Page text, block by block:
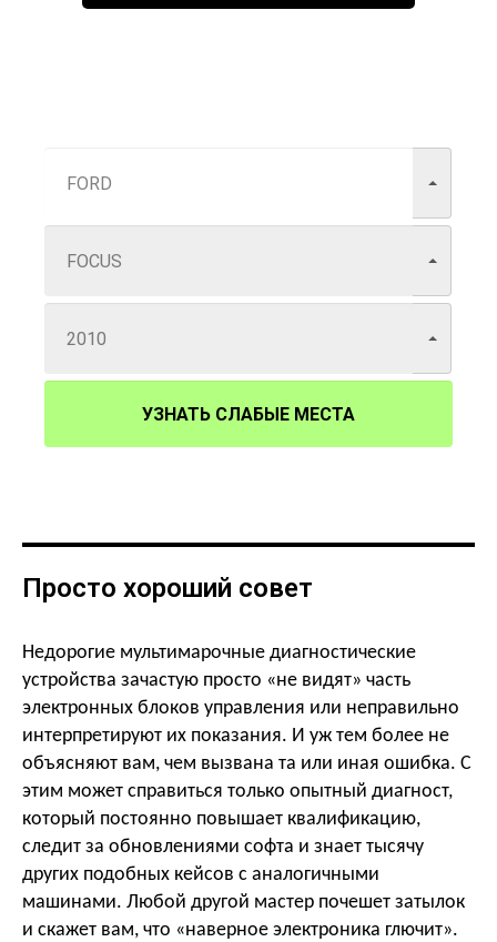
УЗНАТЬ СЛАБЫЕ МЕСТА
Просто хороший совет
Недорогие мультимарочные диагностические
устройства зачастую просто «не видят» часть
электронных блоков управления или неправильно
интерпретируют их показания. И уж тем более не
объясняют вам, чем вызвана та или иная ошибка. С
этим может справиться только опытный диагност,
который постоянно повышает квалификацию,
следит за обновлениями софта и знает тысячу
других подобных кейсов с аналогичными
машинами. Любой другой мастер почешет затылок
и скажет вам, что «наверное электроника глючит».